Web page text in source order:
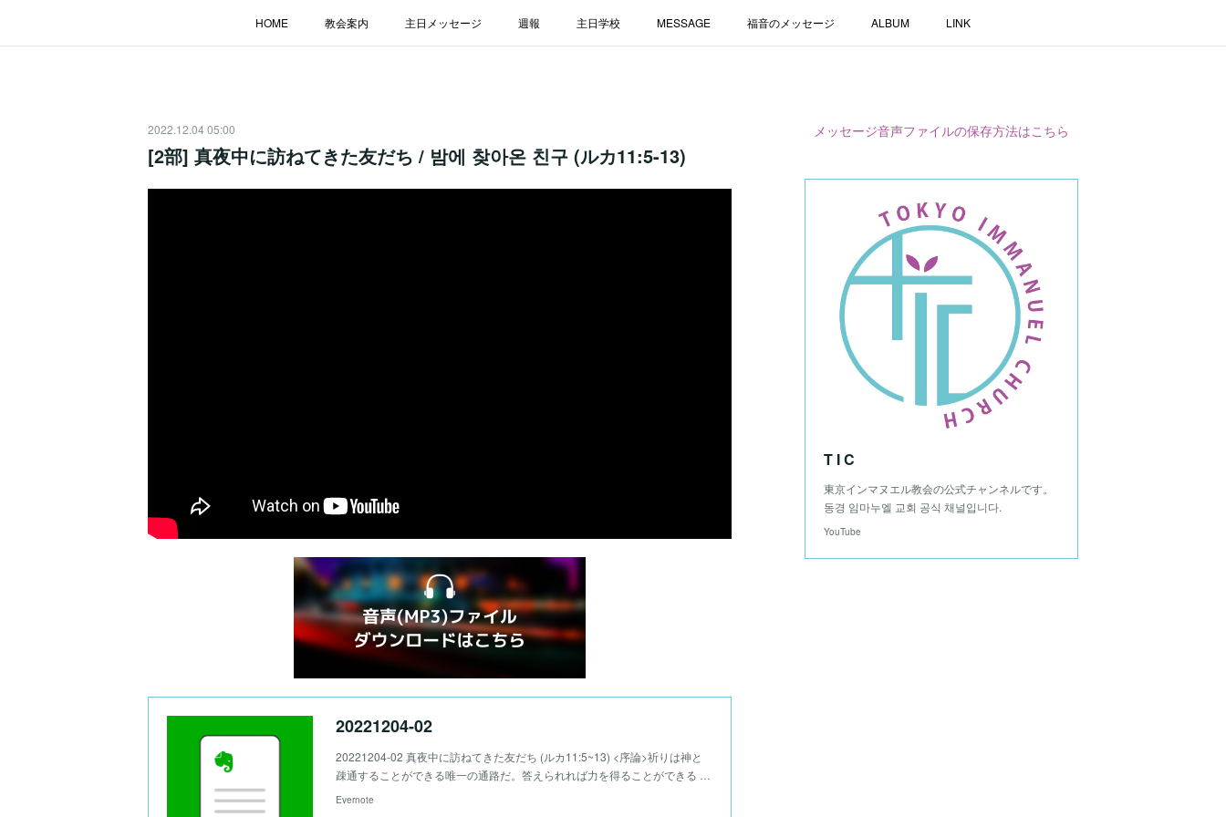
HOME 教会案内 主日メッセージ 週報 主日学校 MESSAGE 福音のメッセージ ALBUM LINK
2022.12.04 05:00
[2部] 真夜中に訪ねてきた友だち / 밤에 찾아온 친구 (ルカ11:5-13)
20221204-02
20221204-02 真夜中に訪ねてきた友だち (ルカ11:5~13) <序論>祈りは神と
疎通することができる唯一の通路だ。答えられれば力を得ることができる …
Evernote
メッセージ音声ファイルの保存方法はこちら
T I C
東京インマヌエル教会の公式チャンネルです。
동경 임마누엘 교회 공식 채널입니다.
YouTube